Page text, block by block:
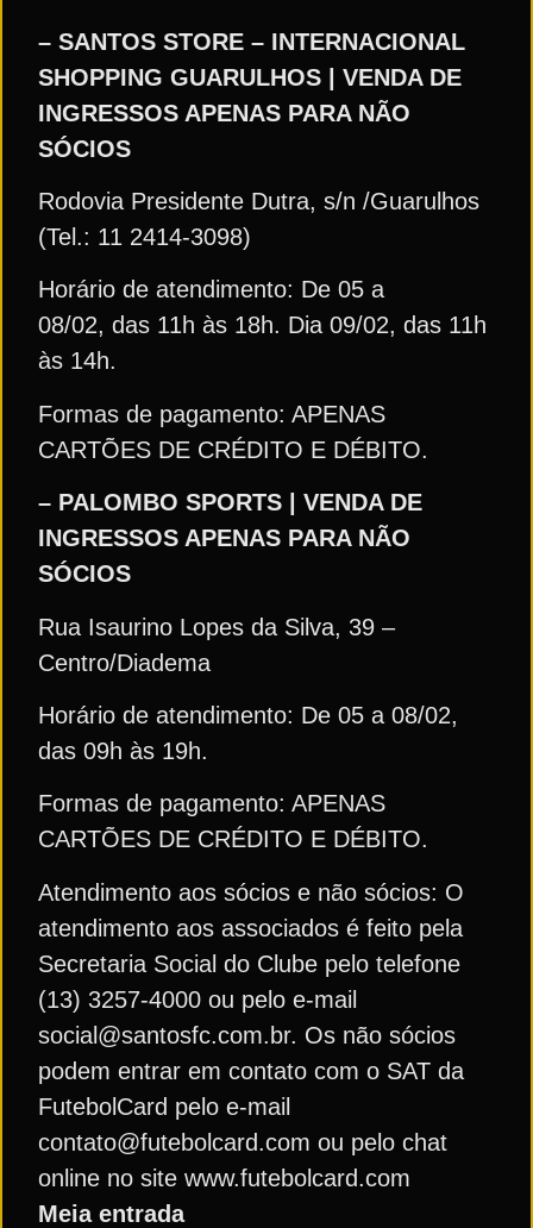
– SANTOS STORE – INTERNACIONAL
SHOPPING GUARULHOS | VENDA DE
INGRESSOS APENAS PARA NÃO
SÓCIOS
Rodovia Presidente Dutra, s/n /Guarulhos
(Tel.: 11 2414-3098)
Horário de atendimento: De 05 a
08/02, das 11h às 18h. Dia 09/02, das 11h
às 14h.
Formas de pagamento: APENAS
CARTÕES DE CRÉDITO E DÉBITO.
– PALOMBO SPORTS | VENDA DE
INGRESSOS APENAS PARA NÃO
SÓCIOS
Rua Isaurino Lopes da Silva, 39 –
Centro/Diadema
Horário de atendimento: De 05 a 08/02,
das 09h às 19h.
Formas de pagamento: APENAS
CARTÕES DE CRÉDITO E DÉBITO.
Atendimento aos sócios e não sócios: O
atendimento aos associados é feito pela
Secretaria Social do Clube pelo telefone
(13) 3257-4000 ou pelo e-mail
social@santosfc.com.br. Os não sócios
podem entrar em contato com o SAT da
FutebolCard pelo e-mail
contato@futebolcard.com ou pelo chat
online no site www.futebolcard.com
Meia entrada